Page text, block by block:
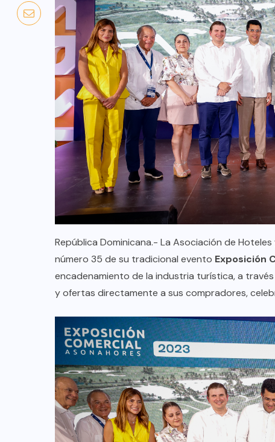
República Dominicana.- La Asociación de
número 35 de su tradicional evento Exposición
encadenamiento de la industria turística, a
y ofertas directamente a sus compradores,